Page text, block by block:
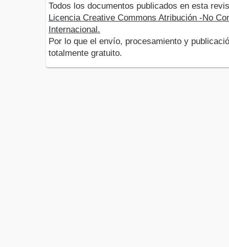
Todos los documentos publicados en esta
Licencia Creative Commons Atribución -No
Internacional.
Por lo que el envío, procesamiento y
totalmente gratuito.